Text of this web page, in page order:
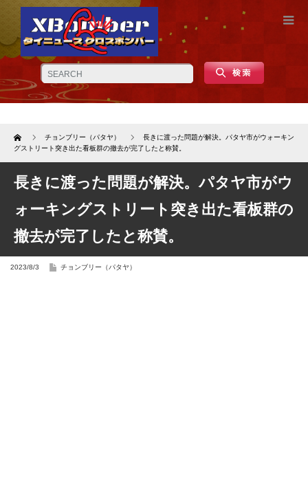
Home チョンブリー（パタヤ）
長きに渡った問題が解決。パタヤ市がウォーキン
グストリート突き出た看板群の撤去が完了したと称賛。
長きに渡った問題が解決。パタヤ市がウ
ォーキングストリート突き出た看板群の
撤去が完了したと称賛。
2023/8/3 チョンブリー（パタヤ）